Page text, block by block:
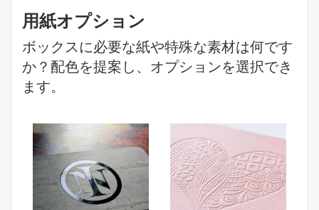
用紙オプション
ボックスに必要な紙や特殊な素材は何です
か？配色を提案し、オプションを選択でき
ます。